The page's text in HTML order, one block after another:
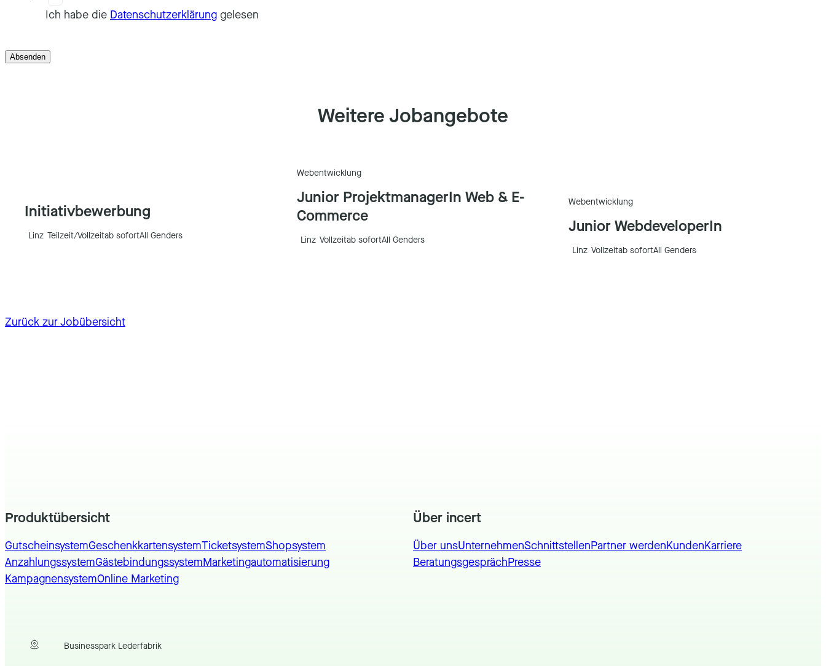
Ich habe die Datenschutzerklärung gelesen
Absenden
Weitere Jobangebote
Initiativbewerbung
Linz Teilzeit/Vollzeitab sofortAll Genders
Webentwicklung
Junior ProjektmanagerIn Web & E-
Commerce
Linz Vollzeitab sofortAll Genders
Webentwicklung
Junior WebdeveloperIn
Linz Vollzeitab sofortAll Genders
Zurück zur Jobübersicht
Produktübersicht
GutscheinsystemGeschenkkartensystemTicketsystemShopsystem
AnzahlungssystemGästebindungssystemMarketingautomatisierung
KampagnensystemOnline Marketing
Über incert
Über unsUnternehmenSchnittstellenPartner werdenKundenKarriere
BeratungsgesprächPresse
Businesspark Lederfabrik